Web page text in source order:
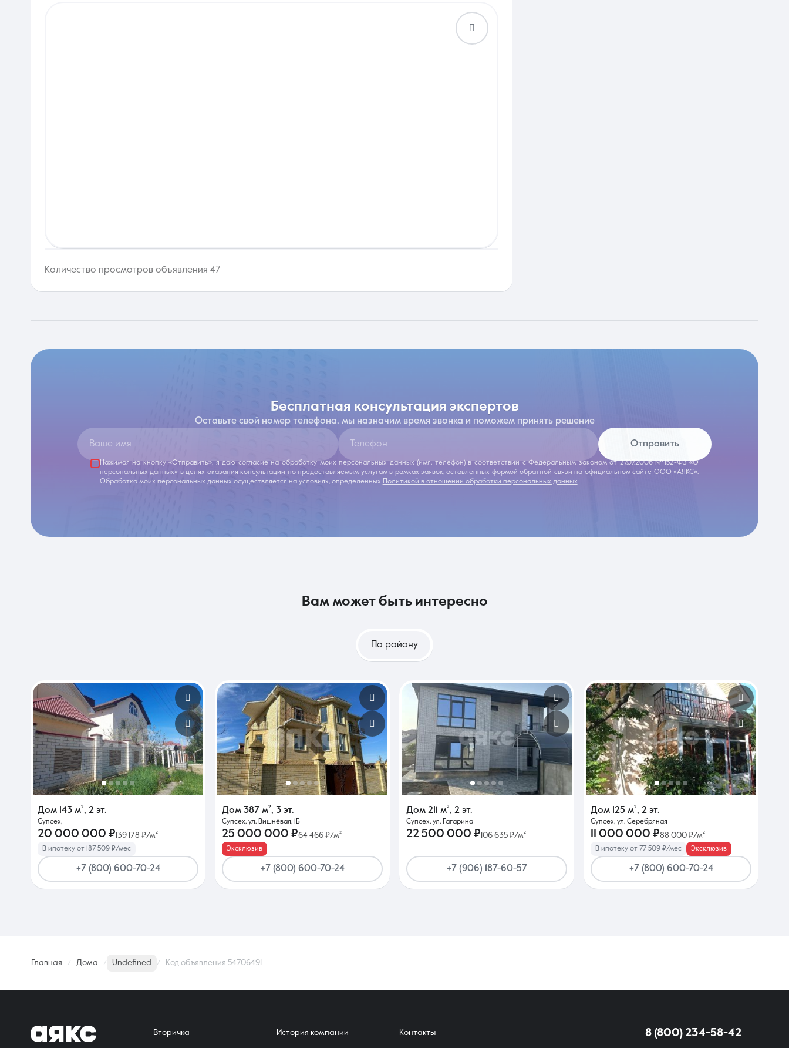
Количество просмотров объявления 47
бесплатная консультация экспертов
Оставьте свой номер телефона, мы назначим время звонка и поможем принять решение
Ваше имя Телефон Отправить
Нажимая на кнопку «Отправить», я даю согласие на обработку моих персональных данных (имя, телефон) в соответствии с Федеральным законом от 27.07.2006 №152-ФЗ «О
персональных данных» в целях оказания консультации по предоставляемым услугам в рамках заявок, оставленных формой обратной связи на официальном сайте ООО «АЯКС».
Обработка моих персональных данных осуществляется на условиях, определенных Политикой в отношении обработки персональных данных
вам может быть интересно
По району
Дом 143 м², 2 эт.
Супсех,
20 000 000 ₽ 139 178 ₽/м²
В ипотеку от 187 509 ₽/мес
+7 (800) 600-70-24
Дом 387 м², 3 эт.
Супсех, ул. Вишнёвая, 1Б
25 000 000 ₽64 466 ₽/м²
Эксклюзив
+7 (800) 600-70-24
Дом 211 м², 2 эт.
Супсех, ул. Гагарина
22 500 000 ₽ 106 635 ₽/м²
+7 (906) 187-60-57
Дом 125 м², 2 эт.
Супсех, ул. Серебряная
11 000 000 ₽88 000 ₽/м²
В ипотеку от 77 509 ₽/мес Эксклюзив
+7 (800) 600-70-24
Главная Дома Undefined Код объявления 54706491
Вторичка История компании Контакты 8 (800) 234-58-42